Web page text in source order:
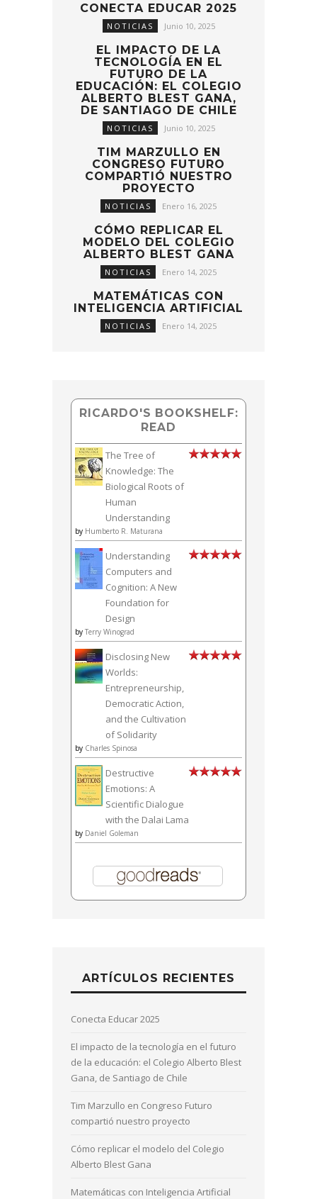
CONECTA EDUCAR 2025
NOTICIAS Junio 10, 2025
EL IMPACTO DE LA
TECNOLOGÍA EN EL
FUTURO DE LA
EDUCACIÓN: EL COLEGIO
ALBERTO BLEST GANA,
DE SANTIAGO DE CHILE
NOTICIAS Junio 10, 2025
TIM MARZULLO EN
CONGRESO FUTURO
COMPARTIÓ NUESTRO
PROYECTO
NOTICIAS Enero 16, 2025
CÓMO REPLICAR EL
MODELO DEL COLEGIO
ALBERTO BLEST GANA
NOTICIAS Enero 14, 2025
MATEMÁTICAS CON
INTELIGENCIA ARTIFICIAL
NOTICIAS Enero 14, 2025
RICARDO'S BOOKSHELF:
READ
The Tree of
Knowledge: The
Biological Roots of
Human
Understanding
by Humberto R. Maturana
Understanding
Computers and
Cognition: A New
Foundation for
Design
by Terry Winograd
Disclosing New
Worlds:
Entrepreneurship,
Democratic Action,
and the Cultivation
of Solidarity
by Charles Spinosa
Destructive
Emotions: A
Scientific Dialogue
with the Dalai Lama
by Daniel Goleman
ARTÍCULOS RECIENTES
Conecta Educar 2025
El impacto de la tecnología en el futuro
de la educación: el Colegio Alberto Blest
Gana, de Santiago de Chile
Tim Marzullo en Congreso Futuro
compartió nuestro proyecto
Cómo replicar el modelo del Colegio
Alberto Blest Gana
Matemáticas con Inteligencia Artificial